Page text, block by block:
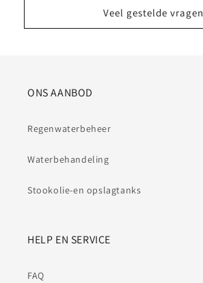
Veel gestelde vragen
ONS AANBOD
Regenwaterbeheer
Waterbehandeling
Stookolie-en opslagtanks
HELP EN SERVICE
FAQ